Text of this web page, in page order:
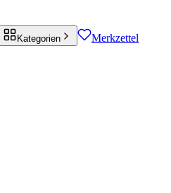
Kategorien Merkzettel